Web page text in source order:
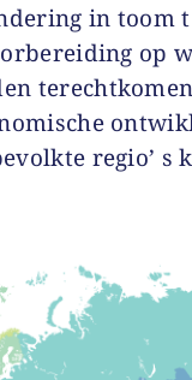
in toom
op
regio’ s